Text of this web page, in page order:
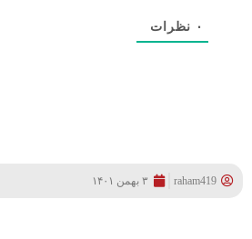
۰ نظرات
raham419 ۳ بهمن ۱۴۰۱